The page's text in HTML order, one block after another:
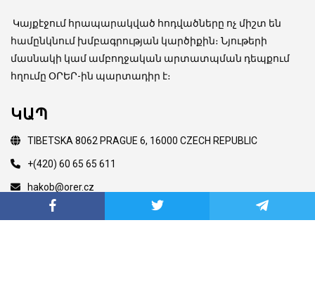
Կայքէջում հրապարակված հոդվածները ոչ միշտ են
համընկնում խմբագրության կարծիքին։ Նյութերի
մասնակի կամ ամբողջական արտատպման դեպքում
հղումը ՕՐԵՐ-ին պարտադիր է։
ԿԱՊ
TIBETSKA 8062 PRAGUE 6, 16000 CZECH REPUBLIC
+(420) 60 65 65 611
hakob@orer.cz